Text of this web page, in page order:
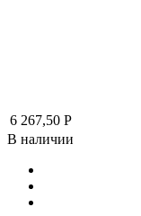
6 267,50 Р
В наличии